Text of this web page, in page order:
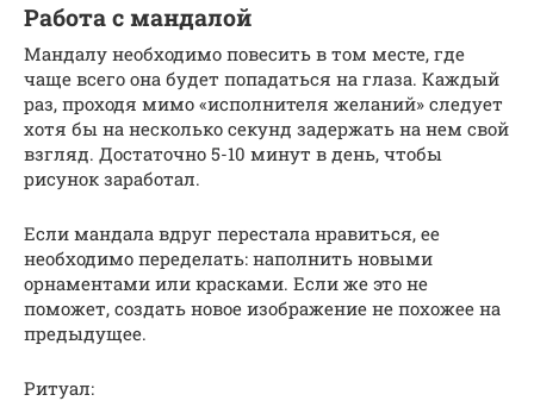
Работа с мандалой
Мандалу необходимо повесить в том месте, где
чаще всего она будет попадаться на глаза. Каждый
раз, проходя мимо «исполнителя желаний» следует
хотя бы на несколько секунд задержать на нем свой
взгляд. Достаточно 5-10 минут в день, чтобы
рисунок заработал.
Если мандала вдруг перестала нравиться, ее
необходимо переделать: наполнить новыми
орнаментами или красками. Если же это не
поможет, создать новое изображение не похожее на
предыдущее.
Ритуал: